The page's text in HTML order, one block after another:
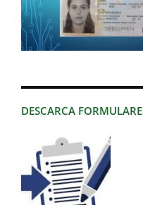
DESCARCA FORMULARE